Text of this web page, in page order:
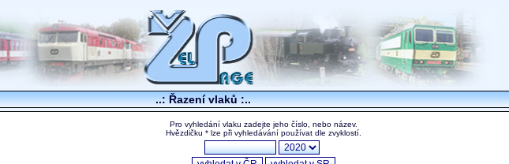
..: Řazení vlaků :..
Pro vyhledání vlaku zadejte jeho číslo, nebo název.
Hvězdičku * lze při vyhledávání používat dle zvyklostí.